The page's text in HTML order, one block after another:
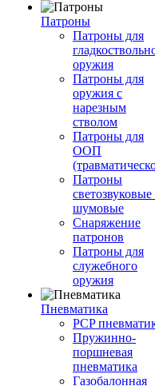
Патроны
Патроны для
оружия
Патроны для
оружия с
нарезным
стволом
Патроны для
ООП
Патроны
светозвуковые
шумовые
Снаряжение
патронов
Патроны для
служебного
оружия
Пневматика
PCP
Пружинно-
поршневая
пневматика
Газобалонная